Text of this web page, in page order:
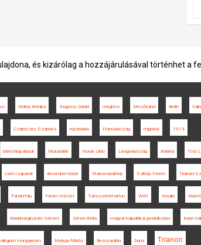
és kizárólag a hozzájárulásával történhet a
Erdélyi Krónika Segyevy Dániel meghívó Mezőbánd Berlin
Czáboczky Szabolcs repatriálás Franciaország migráció 1914
béketárgyalások Muravidék Noran Libro Lengyelország Batrina Tost
cseh csapatok december elseje Marosvásárhely Sziklay Ferenc Trianoni
Pándorfalu Fórum Intézet Turócszentmárton WWI Neuilly
Kisebbségkutató Intézet Simon Attila magyar külpolitikai gondolkodás Koloh
Hungaricum Melega Miklós Besszarábia Duna Trianon